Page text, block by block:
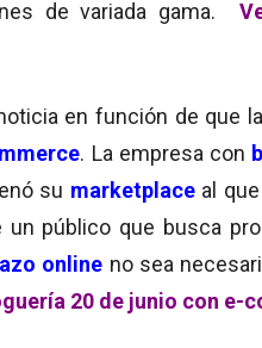
de variada gama.
en función de que
. La empresa con
su marketplace al
público que busca
online no sea
20 de junio con e-